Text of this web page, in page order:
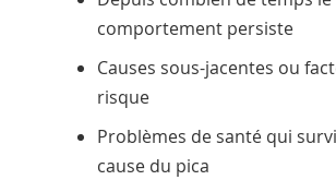
comportement persiste
Causes sous-jacentes ou
risque
Problèmes de santé qui
cause du pica